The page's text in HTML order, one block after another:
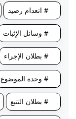
# انعدام رصيد
# وسائل الإثبات
# بطلان الإجراء
# وحدة الموضوع
# بطلان التتبع